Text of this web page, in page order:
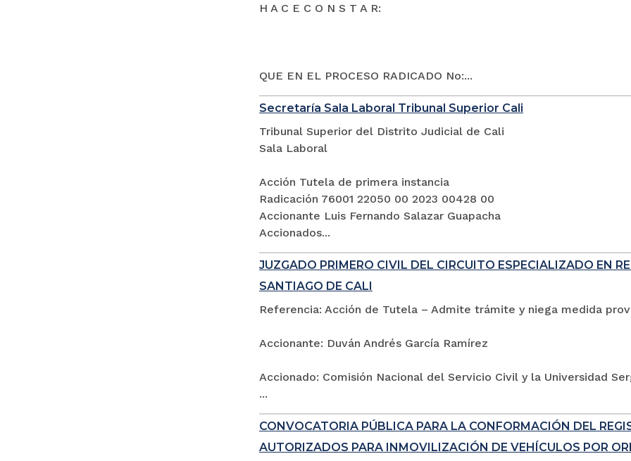
H A C E C O N S T A R:
QUE EN EL PROCESO RADICADO No:...
Secretaría Sala Laboral Tribunal Superior Cali
Tribunal Superior del Distrito Judicial de Cali
Sala Laboral
Acción Tutela de primera instancia
Radicación 76001 22050 00 2023 00428 00
Accionante Luis Fernando Salazar Guapacha
Accionados...
JUZGADO PRIMERO CIVIL DEL CIRCUITO ESPECIALIZADO EN
SANTIAGO DE CALI
Referencia: Acción de Tutela – Admite trámite y niega medida
Accionante: Duván Andrés García Ramírez
Accionado: Comisión Nacional del Servicio Civil y la Universidad
...
CONVOCATORIA PÚBLICA PARA LA CONFORMACIÓN DEL
AUTORIZADOS PARA INMOVILIZACIÓN DE VEHÍCULOS POR